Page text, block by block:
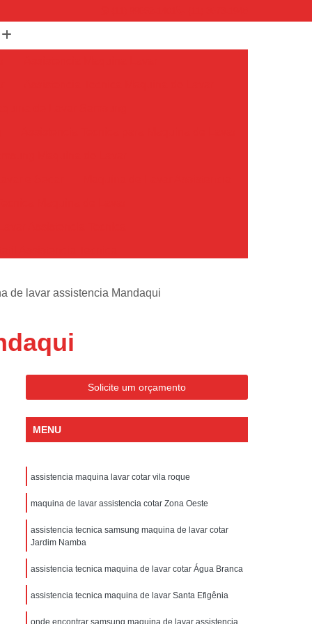
Condicionado Portatil
Portatil Philco
Ar Condicionado Portatil
Condicionado Portatil Philco
Ar Condicionado Portatil
Assistencia Tecnica Electrolux Geladeira
Tecnica Geladeira Electrolux
Electrolux Assistencia Tecnica Geladeira
Assistencia Tecnica Electrolux Refrigerador
de lavar assistencia Mandaqui
Solicite um orçamento
MENU
assistencia maquina lavar cotar vila roque
maquina de lavar assistencia cotar Zona Oeste
assistencia tecnica samsung maquina de lavar cotar
Jardim Namba
assistencia tecnica maquina de lavar cotar Água Branca
assistencia tecnica maquina de lavar Santa Efigênia
onde encontrar samsung maquina de lavar assistencia